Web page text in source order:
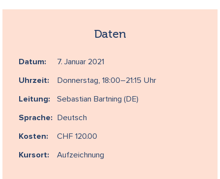
Daten
Datum: 7. Januar 2021
Uhrzeit: Donnerstag, 18:00–21:15 Uhr
Leitung: Sebastian Bartning (DE)
Sprache: Deutsch
Kosten: CHF 120.00
Kursort: Aufzeichnung